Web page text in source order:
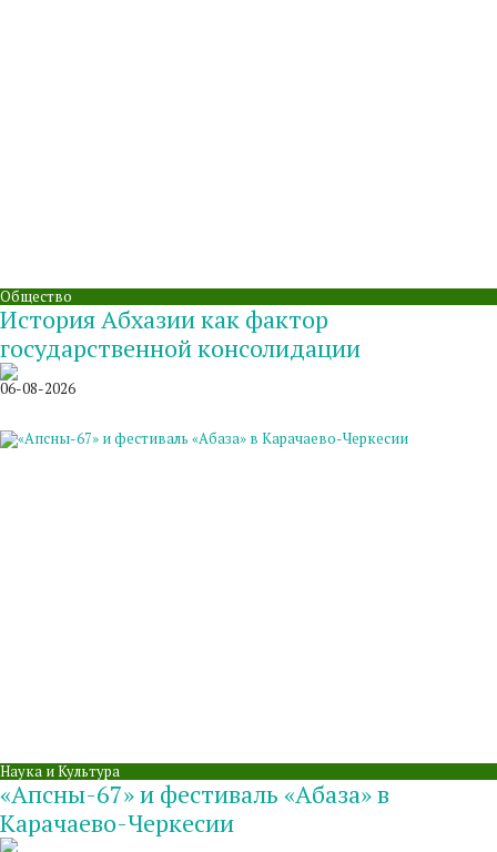
Общество
История Абхазии как фактор
государственной консолидации
06-08-2026
Наука и Культура
«Апсны-67» и фестиваль «Абаза» в
Карачаево-Черкесии